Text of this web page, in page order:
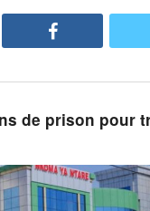
de prison pour